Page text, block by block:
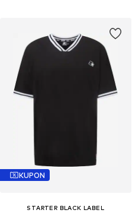
KUPON
STARTER BLACK LABEL